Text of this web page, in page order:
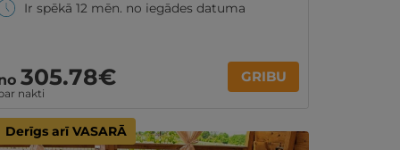
Ir spēkā 12 mēn. no iegādes datuma
305.78€
nakti
GRIBU
Derīgs arī VASARĀ